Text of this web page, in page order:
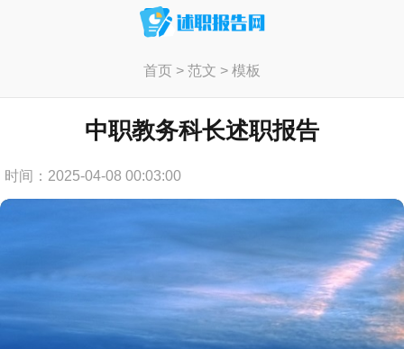
首页> 范文 > 模板
中职教务科长述职报告
时间：2025-04-08 00:03:00